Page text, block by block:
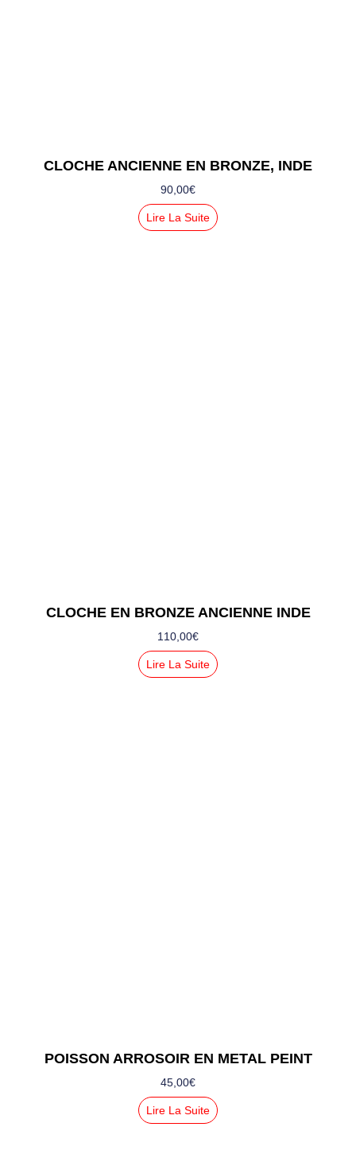
CLOCHE ANCIENNE EN BRONZE, INDE
90,00€
Lire La Suite
CLOCHE EN BRONZE ANCIENNE INDE
110,00€
Lire La Suite
POISSON ARROSOIR EN METAL PEINT
45,00€
Lire La Suite